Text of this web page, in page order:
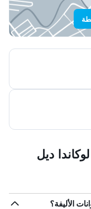
ديل
الأليفة؟